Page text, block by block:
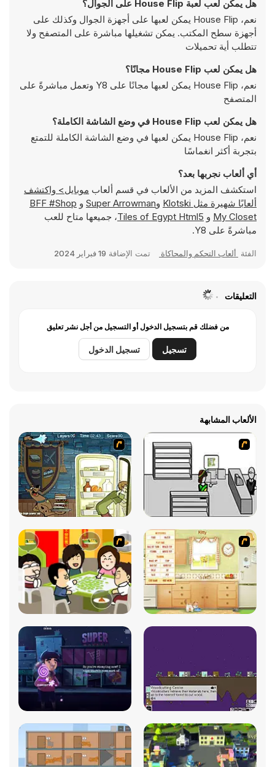
هل يمكن لعب لعبة House Flip على الجوال؟
نعم، House Flip يمكن لعبها على أجهزة الجوال وكذلك على
أجهزة سطح المكتب. يمكن تشغيلها مباشرة على المتصفح ولا
تتطلب أية تحميلات
هل يمكن لعب House Flip مجانًا؟
نعم، House Flip يمكن لعبها مجانًا على Y8 وتعمل مباشرةً على
المتصفح
هل يمكن لعب House Flip في وضع الشاشة الكاملة؟
نعم، House Flip يمكن لعبها في وضع الشاشة الكاملة للتمتع
بتجربة أكثر انغماسًا
أي ألعاب نجربها بعد؟
استكشف المزيد من الألعاب في قسم ألعاب
موبايل> واكتشف
ألعابًا شهيرة مثل Klotski وSuper Arrowman و BFF #Shop
My Closet و Tiles of Egypt Html5، جميعها متاح للعب
مباشرةً على Y8.
الفئة ألعاب التحكم والمحاكاة تمت الإضافة 19 فبراير 2024
التعليقات
من فضلك قم بتسجيل الدخول أو التسجيل من أجل نشر تعليق
تسجيل تسجيل الدخول
الألعاب المشابهة